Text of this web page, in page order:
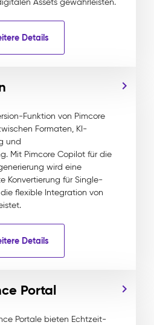
Assets gewährleisten.
Details
Funktion von Pimcore
Formaten, KI-
und
Mit Pimcore Copilot für die
wird eine
Konvertierung für Single-
flexible Integration von
Details
Portal
Portale bieten Echtzeit-